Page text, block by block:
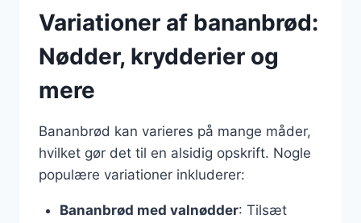
Variationer af bananbrød:
Nødder, krydderier og
mere
Bananbrød kan varieres på mange måder,
hvilket gør det til en alsidig opskrift. Nogle
populære variationer inkluderer:
Bananbrød med valnødder: Tilsæt